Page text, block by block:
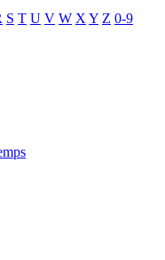
S T U V W X Y Z 0-9